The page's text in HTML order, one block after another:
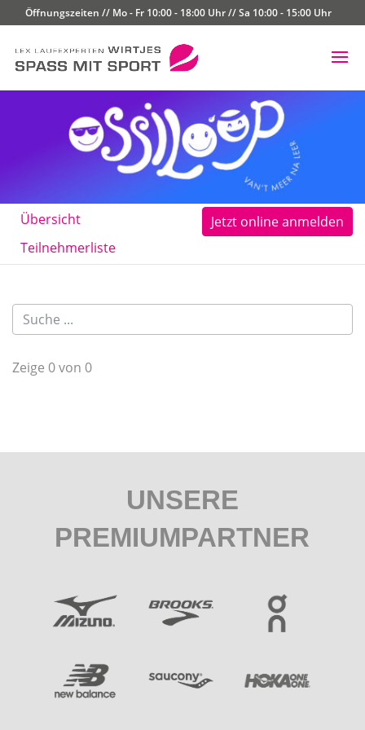
Öffnungszeiten // Mo - Fr 10:00 - 18:00 Uhr // Sa 10:00 - 15:00 Uhr
Übersicht
Teilnehmerliste
Jetzt online anmelden
Zeige 0 von 0
UNSERE
PREMIUMPARTNER